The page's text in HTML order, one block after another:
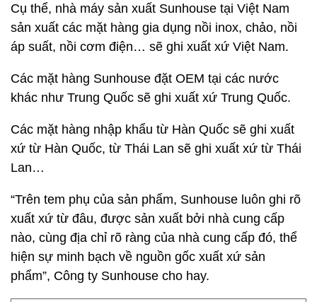
Cụ thể, nhà máy sản xuất Sunhouse tại Việt Nam
sản xuất các mặt hàng gia dụng nồi inox, chảo, nồi
áp suất, nồi cơm điện… sẽ ghi xuất xứ Việt Nam.
Các mặt hàng Sunhouse đặt OEM tại các nước
khác như Trung Quốc sẽ ghi xuất xứ Trung Quốc.
Các mặt hàng nhập khẩu từ Hàn Quốc sẽ ghi xuất
xứ từ Hàn Quốc, từ Thái Lan sẽ ghi xuất xứ từ Thái
Lan…
“Trên tem phụ của sản phẩm, Sunhouse luôn ghi rõ
xuất xứ từ đâu, được sản xuất bởi nhà cung cấp
nào, cùng địa chỉ rõ ràng của nhà cung cấp đó, thể
hiện sự minh bạch về nguồn gốc xuất xứ sản
phẩm”, Công ty Sunhouse cho hay.